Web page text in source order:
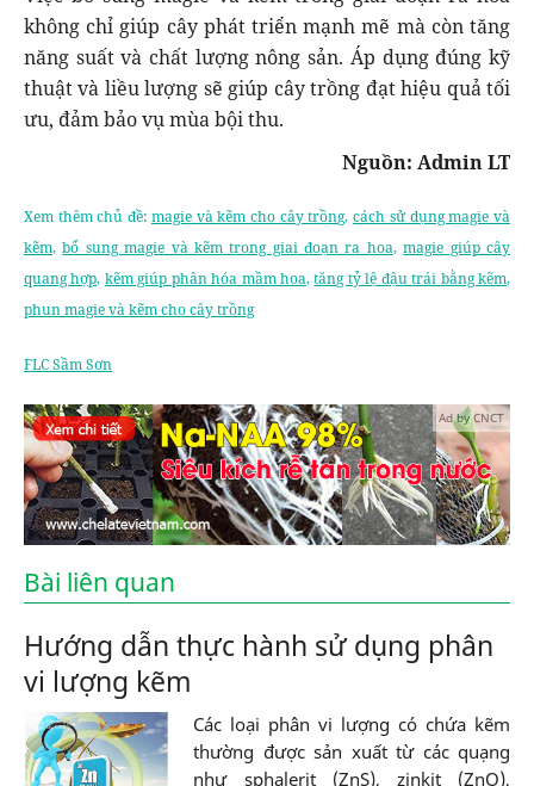
không chỉ giúp cây phát triển mạnh mẽ mà còn tăng
năng suất và chất lượng nông sản. Áp dụng đúng kỹ
thuật và liều lượng sẽ giúp cây trồng đạt hiệu quả tối
ưu, đảm bảo vụ mùa bội thu.
Nguồn: Admin LT
Xem thêm chủ đề: magie và kẽm cho cây trồng,cách sử dụng magie và
kẽm,bổ sung magie và kẽm trong giai đoạn ra hoa,magie giúp cây
quang hợp, kẽm giúp phân hóa mầm hoa,tăng tỷ lệ đậu trái bằng kẽm,
phun magie và kẽm cho cây trồng
FLC Sầm Sơn
Ad by CNCT
Bài liên quan
Hướng dẫn thực hành sử dụng phân
vi lượng kẽm
Các loại phân vi lượng có chứa kẽm
thường được sản xuất từ các quạng
như sphalerit (ZnS), zinkit (ZnO),